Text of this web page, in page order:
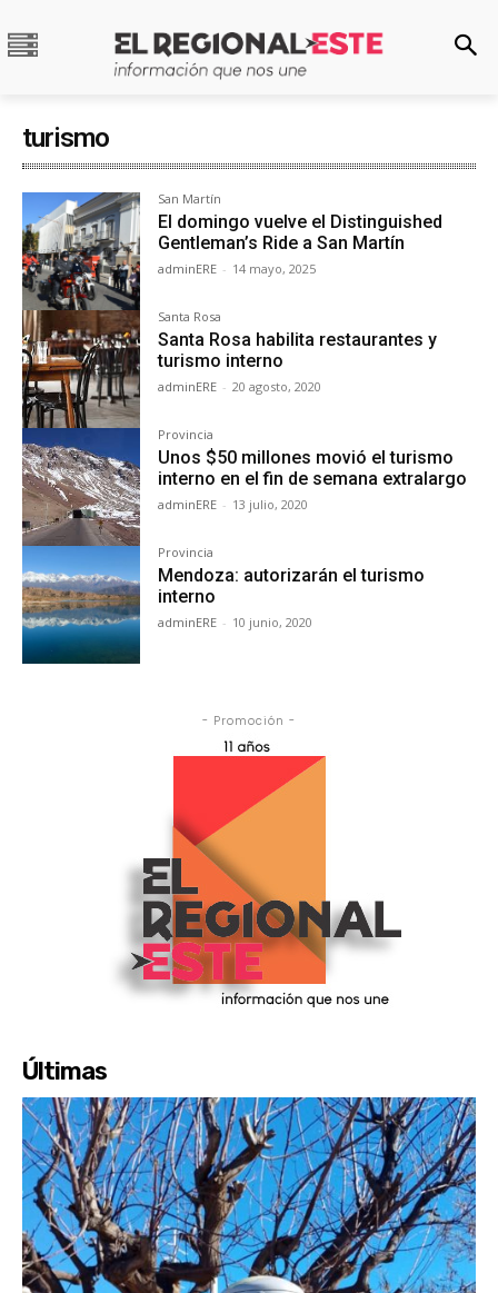
turismo
San Martín
El domingo vuelve el Distinguished
Gentleman’s Ride a San Martín
adminERE - 14 mayo, 2025
Santa Rosa
Santa Rosa habilita restaurantes y
turismo interno
adminERE - 20 agosto, 2020
Provincia
Unos $50 millones movió el turismo
interno en el fin de semana extralargo
adminERE - 13 julio, 2020
Provincia
Mendoza: autorizarán el turismo
interno
adminERE - 10 junio, 2020
- Promoción -
Últimas